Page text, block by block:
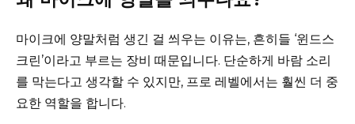
마이크에 양말처럼 생긴 걸 씌우는 이유는, 흔히들 ‘윈드스
크린’이라고 부르는 장비 때문입니다. 단순하게 바람 소리
를 막는다고 생각할 수 있지만, 프로 레벨에서는 훨씬 더 중
요한 역할을 합니다.